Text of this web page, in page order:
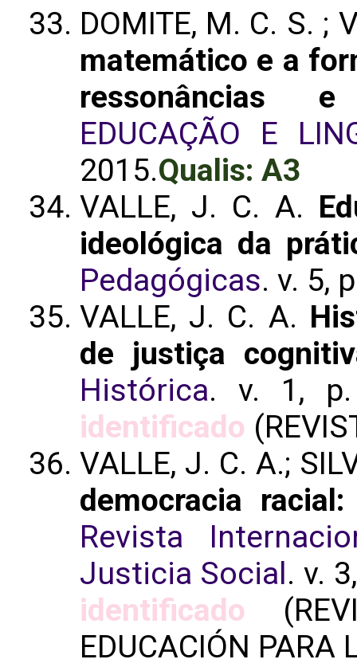
DOMITE, M. C. S. ;
matemático e a
ressonâncias e
EDUCAÇÃO E
2015.Qualis: A3
VALLE, J. C. A.
ideológica da
Pedagógicas. v. 5,
VALLE, J. C. A.
de justiça
Histórica. v. 1, p.
identificado
VALLE, J. C. A.;
democracia
Revista
Justicia Social. v.
identificado
EDUCACIÓN PARA